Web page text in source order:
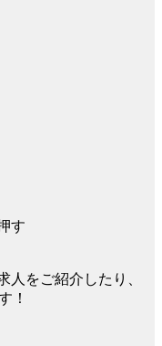
す
をご紹介したり、
！